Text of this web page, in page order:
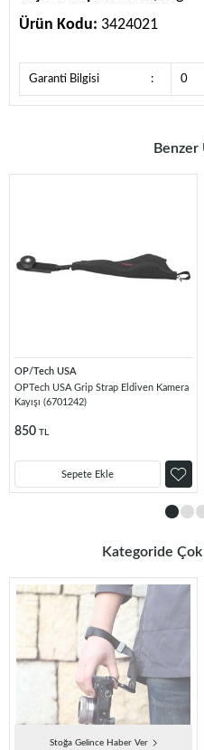
Ürün Kodu: 3424021
Garanti Bilgisi : 0
OP/Tech USA
OPTech USA Grip Strap Eldiven Kamera
Kayışı (6701242)
850 TL
Sepete Ekle
Kategoride
Stoğa Gelince Haber Ver